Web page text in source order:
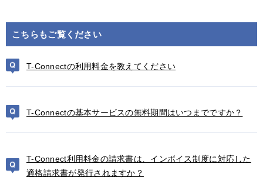
こちらもご覧ください
T-Connectの利用料金を教えてください
T-Connectの基本サービスの無料期間はいつまでですか？
T-Connect利用料金の請求書は、インボイス制度に対応した
適格請求書が発行されますか？